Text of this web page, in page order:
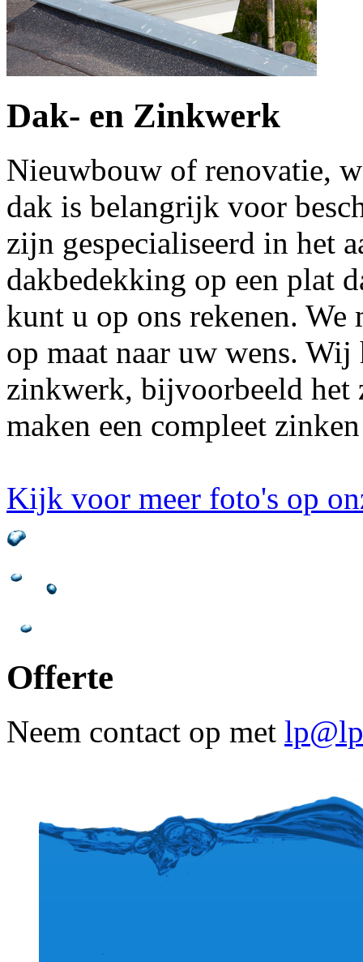
Dak- en Zinkwerk
Nieuwbouw of renovatie,
dak is belangrijk voor
zijn gespecialiseerd in het
dakbedekking op een plat
kunt u op ons rekenen.
op maat naar uw wens.
zinkwerk, bijvoorbeeld het
maken een compleet
Kijk voor meer foto's op
Offerte
Neem contact op met